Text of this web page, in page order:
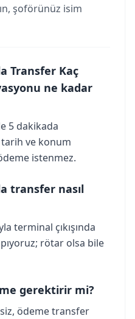
şoförünüz isim
Transfer Kaç
ne kadar
5 dakikada
tarih ve konum
istenmez.
transfer nasıl
terminal çıkışında
rötar olsa bile
gerektirir mi?
ödeme transfer